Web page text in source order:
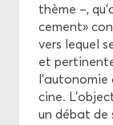
thème –,
ce­ment»
vers le­quel
et
cine.
un débat de